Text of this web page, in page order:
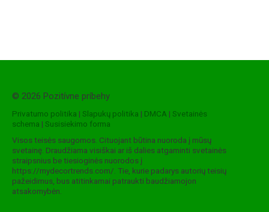
© 2026 Pozitívne príbehy
Privatumo politika | Slapukų politika | DMCA | Svetainės
schema | Susisiekimo forma
Visos teisės saugomos. Cituojant būtina nuoroda į mūsų
svetainę. Draudžiama visiškai ar iš dalies atgaminti svetainės
straipsnius be tiesioginės nuorodos į
https://mydecortrends.com/. Tie, kurie padarys autorių teisių
pažeidimus, bus atitinkamai patraukti baudžiamojon
atsakomybėn.